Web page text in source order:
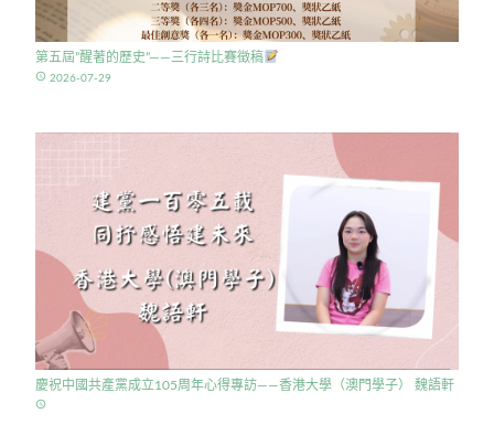
第五屆”醒著的歷史”——三行詩比賽徵稿
access_time 2026-07-29
慶祝中國共產黨成立105周年心得專訪——香港大學（澳門學子） 魏語軒
access_time